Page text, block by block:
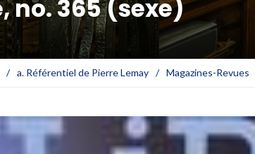
no. 365 (sexe)
/ a. Référentiel de Pierre Lemay / Magazines-Revues